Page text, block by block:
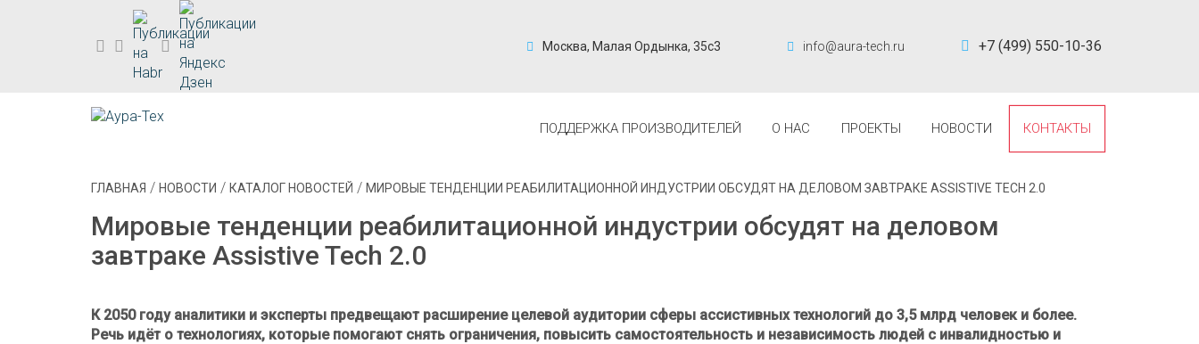
Москва, Малая Ордынка, 35с3 info@aura-tech.ru +7 (499) 550-10-36
ПОДДЕРЖКА ПРОИЗВОДИТЕЛЕЙ О НАС ПРОЕКТЫ НОВОСТИ КОНТАКТЫ
ГЛАВНАЯ / НОВОСТИ / КАТАЛОГ НОВОСТЕЙ / МИРОВЫЕ ТЕНДЕНЦИИ РЕАБИЛИТАЦИОННОЙ ИНДУСТРИИ ОБСУДЯТ НА ДЕЛОВОМ ЗАВТРАКЕ ASSISTIVE TECH 2.0
Мировые тенденции реабилитационной индустрии обсудят на деловом
завтраке Assistive Tech 2.0
К 2050 году аналитики и эксперты предвещают расширение целевой аудитории сферы ассистивных технологий до 3,5 млрд человек и более.
Речь идёт о технологиях, которые помогают снять ограничения, повысить самостоятельность и независимость людей с инвалидностью и